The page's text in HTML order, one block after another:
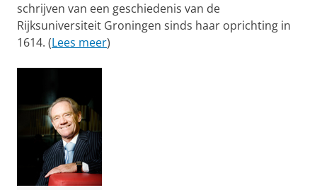
schrijven van een geschiedenis van de
Rijksuniversiteit Groningen sinds haar oprichting in
1614. (Lees meer)